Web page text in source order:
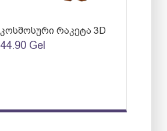
კოსმოსური რაკეტა 3D
44.90 Gel